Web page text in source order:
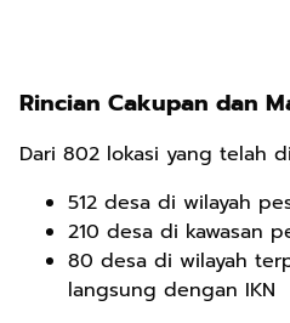
Rincian Cakupan dan
Dari 802 lokasi yang telah
512 desa di wilayah
210 desa di kawasan
80 desa di wilayah
langsung dengan IKN